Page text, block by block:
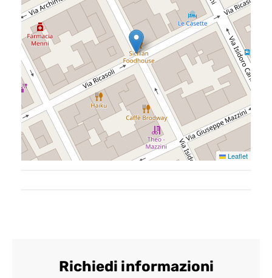
Chi siamo
Il team
Formula BRAVA
Servizi per i clienti
Servizi per gli agenti
I nostri immobili
Leaflet
Richiedi informazioni